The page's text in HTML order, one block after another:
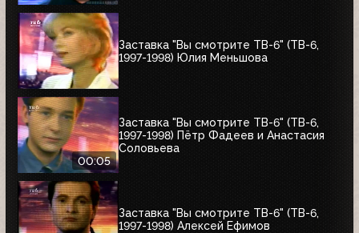
Заставка "Вы смотрите ТВ-6" (ТВ-6,
1997-1998) Юлия Меньшова
00:05
Заставка "Вы смотрите ТВ-6" (ТВ-6,
1997-1998) Пётр Фадеев и Анастасия
Соловьева
Заставка "Вы смотрите ТВ-6" (ТВ-6,
1997-1998) Алексей Ефимов